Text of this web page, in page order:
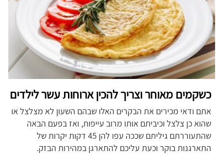
כשקמים מאוחר וצריך להכין ארוחות עשר לילדים
אתם ודאי מכירים את הבקרים האלו שבהם השעון לא מצלצל או
שהוא כן צלצל וכיביתם אותו מרוב עייפות, ואז בפעם הבאה
שהתעוררתם גיליתם שככה עפו להן 45 דקות יקרות של
התארגנות בוקר וכעת עליכם להתארגן במהירות הבזק.